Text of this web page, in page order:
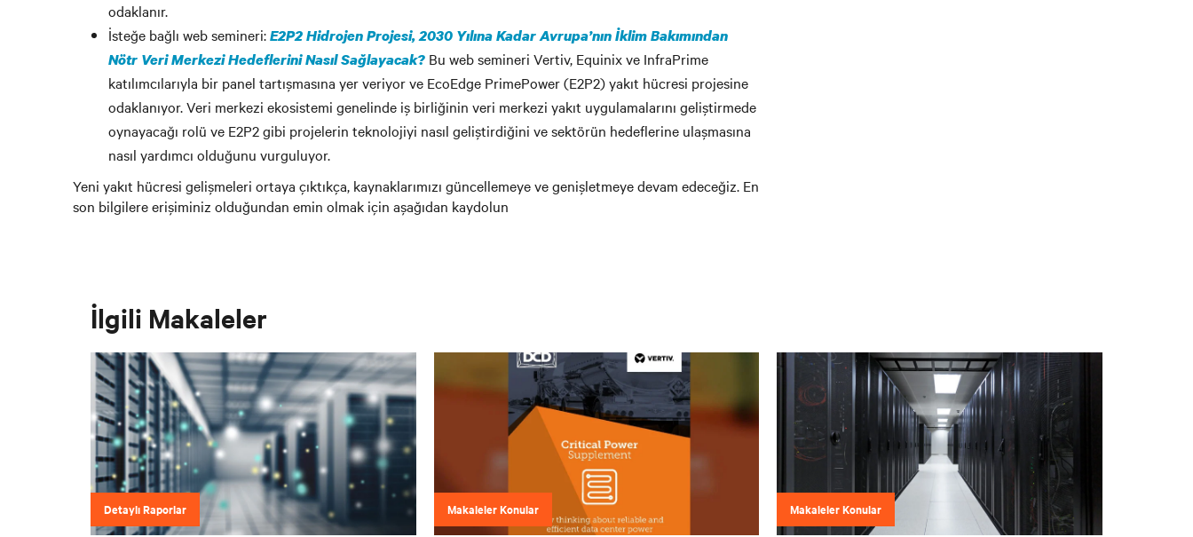
odaklanır.
İsteğe bağlı web semineri:E2P2 Hidrojen Projesi, 2030 Yılına Kadar Avrupa’nın İklim Bakımından
Nötr Veri Merkezi Hedeflerini Nasıl Sağlayacak? Bu web semineri Vertiv, Equinix ve InfraPrime
katılımcılarıyla bir panel tartışmasına yer veriyor ve EcoEdge PrimePower (E2P2) yakıt hücresi projesine
odaklanıyor. Veri merkezi ekosistemi genelinde iş birliğinin veri merkezi yakıt uygulamalarını geliştirmede
oynayacağı rolü ve E2P2 gibi projelerin teknolojiyi nasıl geliştirdiğini ve sektörün hedeflerine ulaşmasına
nasıl yardımcı olduğunu vurguluyor.
Yeni yakıt hücresi gelişmeleri ortaya çıktıkça, kaynaklarımızı güncellemeye ve genişletmeye devam edeceğiz. En
son bilgilere erişiminiz olduğundan emin olmak için aşağıdan kaydolun
İlgili Makaleler
Detaylı Raporlar Makaleler Konular Makaleler Konular